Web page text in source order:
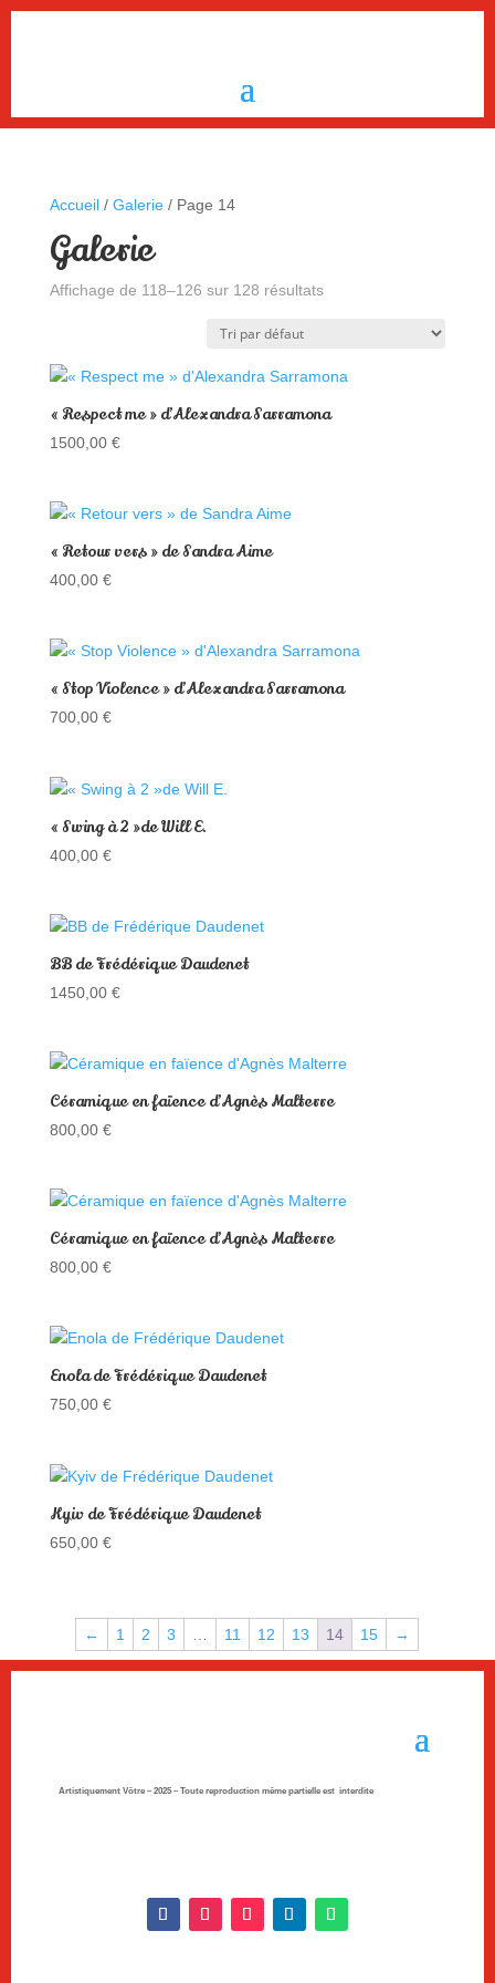
Accueil/ Galerie/ Page 14
Galerie
Affichage de 118–126 sur 128 résultats
« Respect me » d’Alexandra Sarramona
1500,00 €
« Retour vers » de Sandra Aime
400,00 €
« Stop Violence » d’Alexandra Sarramona
700,00 €
« Swing à 2 »de Will E.
400,00 €
BB de Frédérique Daudenet
1450,00 €
Céramique en faïence d’Agnès Malterre
800,00 €
Céramique en faïence d’Agnès Malterre
800,00 €
Enola de Frédérique Daudenet
750,00 €
Kyiv de Frédérique Daudenet
650,00 €
← 1 2 3 11 12 13 14 15 →
Artistiquement Vôtre – 2025 –Toute reproduction même partielle est interdite